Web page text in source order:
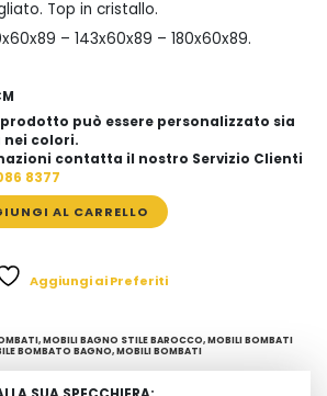
Top in cristallo.
– 143x60x89 – 180x60x89.
può essere personalizzato sia
nei colori.
contatta il nostro Servizio Clienti
8377
AL CARRELLO
Aggiungi ai Preferiti
,MOBILI BAGNO STILE BAROCCO,MOBILI BOMBATI
BOMBATO BAGNO,MOBILI BOMBATI